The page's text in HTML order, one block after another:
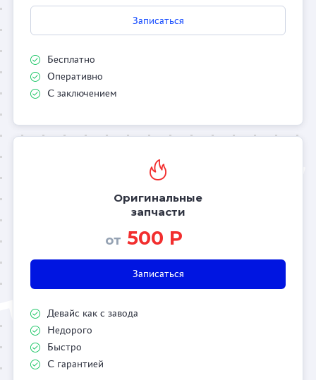
Записаться
Бесплатно
Оперативно
С заключением
Оригинальные
запчасти
от 500 Р
Записаться
Девайс как с завода
Недорого
Быстро
С гарантией